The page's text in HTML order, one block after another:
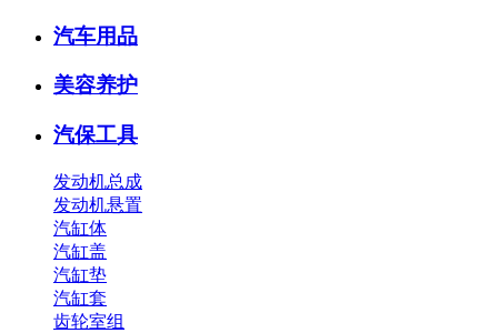
汽车用品
美容养护
汽保工具
发动机总成
发动机悬置
汽缸体
汽缸盖
汽缸垫
汽缸套
齿轮室组